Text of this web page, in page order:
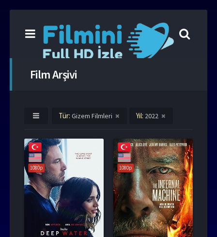
Film Arşivi
Tür: Gizem Filmleri Yıl: 2022
1080p 1080p